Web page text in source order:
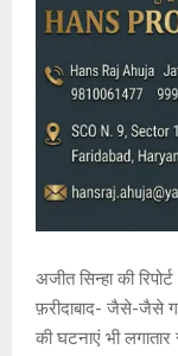
अजीत सिन्हा की रिपोर्ट
फ़रीदाबाद- जैसे-जैसे
की घटनाएं भी